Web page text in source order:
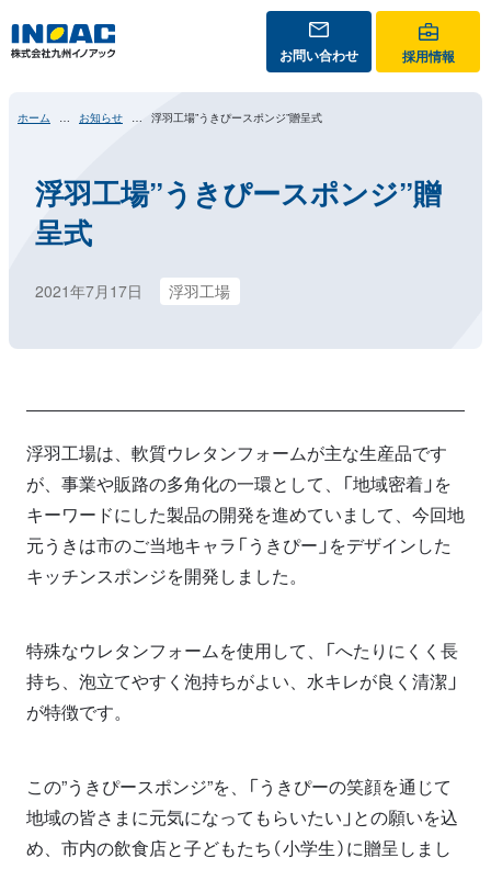
お問い合わせ 採用情報
ホーム お知らせ 浮羽工場”うきぴースポンジ”贈呈式
浮羽工場”うきぴースポンジ”贈
呈式
2021年7月17日 浮羽工場
浮羽工場は、軟質ウレタンフォームが主な生産品です
が、事業や販路の多角化の一環として、「地域密着」を
キーワードにした製品の開発を進めていまして、今回地
元うきは市のご当地キャラ「うきぴー」をデザインした
キッチンスポンジを開発しました。
特殊なウレタンフォームを使用して、「へたりにくく長
持ち、泡立てやすく泡持ちがよい、水キレが良く清潔」
が特徴です。
この”うきぴースポンジ”を、「うきぴーの笑顔を通じて
地域の皆さまに元気になってもらいたい」との願いを込
め、市内の飲食店と子どもたち（小学生）に贈呈しまし